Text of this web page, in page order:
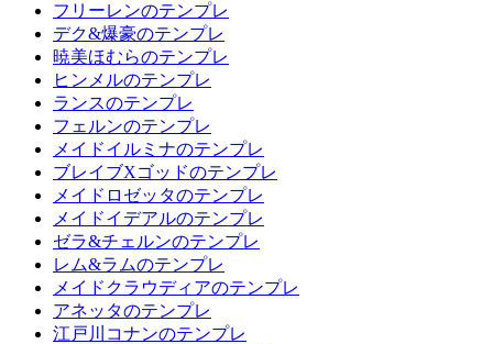
フリーレンのテンプレ
デク&爆豪のテンプレ
暁美ほむらのテンプレ
ヒンメルのテンプレ
ランスのテンプレ
フェルンのテンプレ
メイドイルミナのテンプレ
ブレイブXゴッドのテンプレ
メイドロゼッタのテンプレ
メイドイデアルのテンプレ
ゼラ&チェルンのテンプレ
レム&ラムのテンプレ
メイドクラウディアのテンプレ
アネッタのテンプレ
江戸川コナンのテンプレ